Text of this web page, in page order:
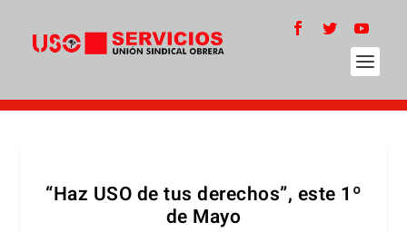
“Haz USO de tus derechos”, este 1º
de Mayo